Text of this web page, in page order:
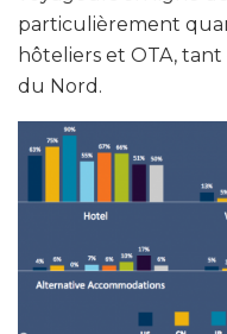
particulièrement
hôteliers et OTA,
du Nord.